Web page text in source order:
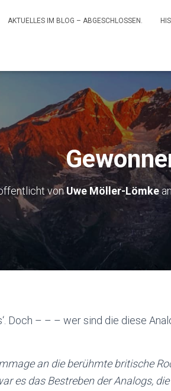
AKTUELLES IM BLOG – ABGESCHLOSSEN.
vonUwe Möller-Lömke
Doch – – – wer sind die diese
an die berühmte britische
es das Bestreben der Analogs,